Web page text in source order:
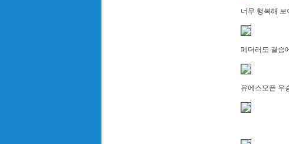
너무 행복해 보
페더러도 결승
유에스오픈 우